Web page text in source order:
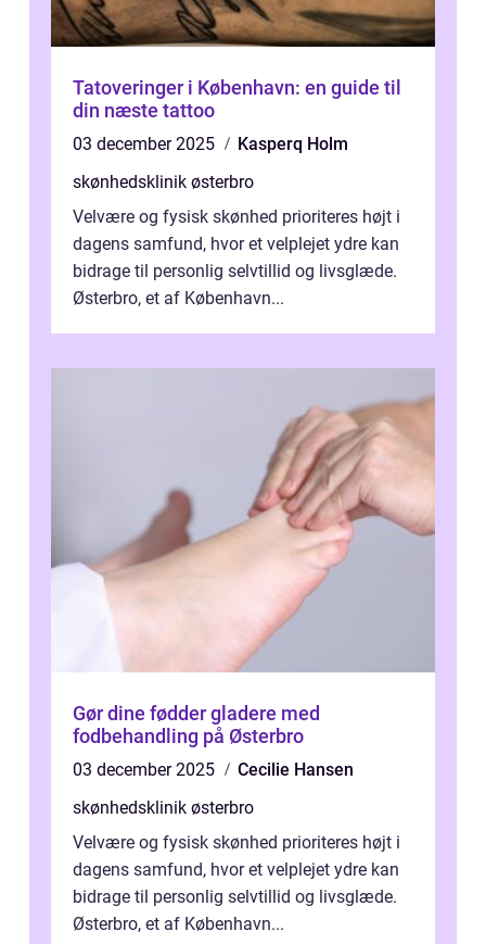
Tatoveringer i København: en guide til
din næste tattoo
03 december 2025
Kasperq Holm
skønhedsklinik østerbro
Velvære og fysisk skønhed prioriteres højt i
dagens samfund, hvor et velplejet ydre kan
bidrage til personlig selvtillid og livsglæde.
Østerbro, et af København...
Gør dine fødder gladere med
fodbehandling på Østerbro
03 december 2025
Cecilie Hansen
skønhedsklinik østerbro
Velvære og fysisk skønhed prioriteres højt i
dagens samfund, hvor et velplejet ydre kan
bidrage til personlig selvtillid og livsglæde.
Østerbro, et af København...